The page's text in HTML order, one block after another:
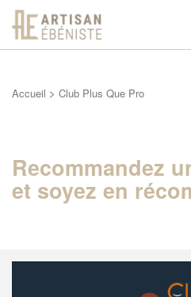
Accueil > Club Plus Que Pro
Recommandez
et soyez en